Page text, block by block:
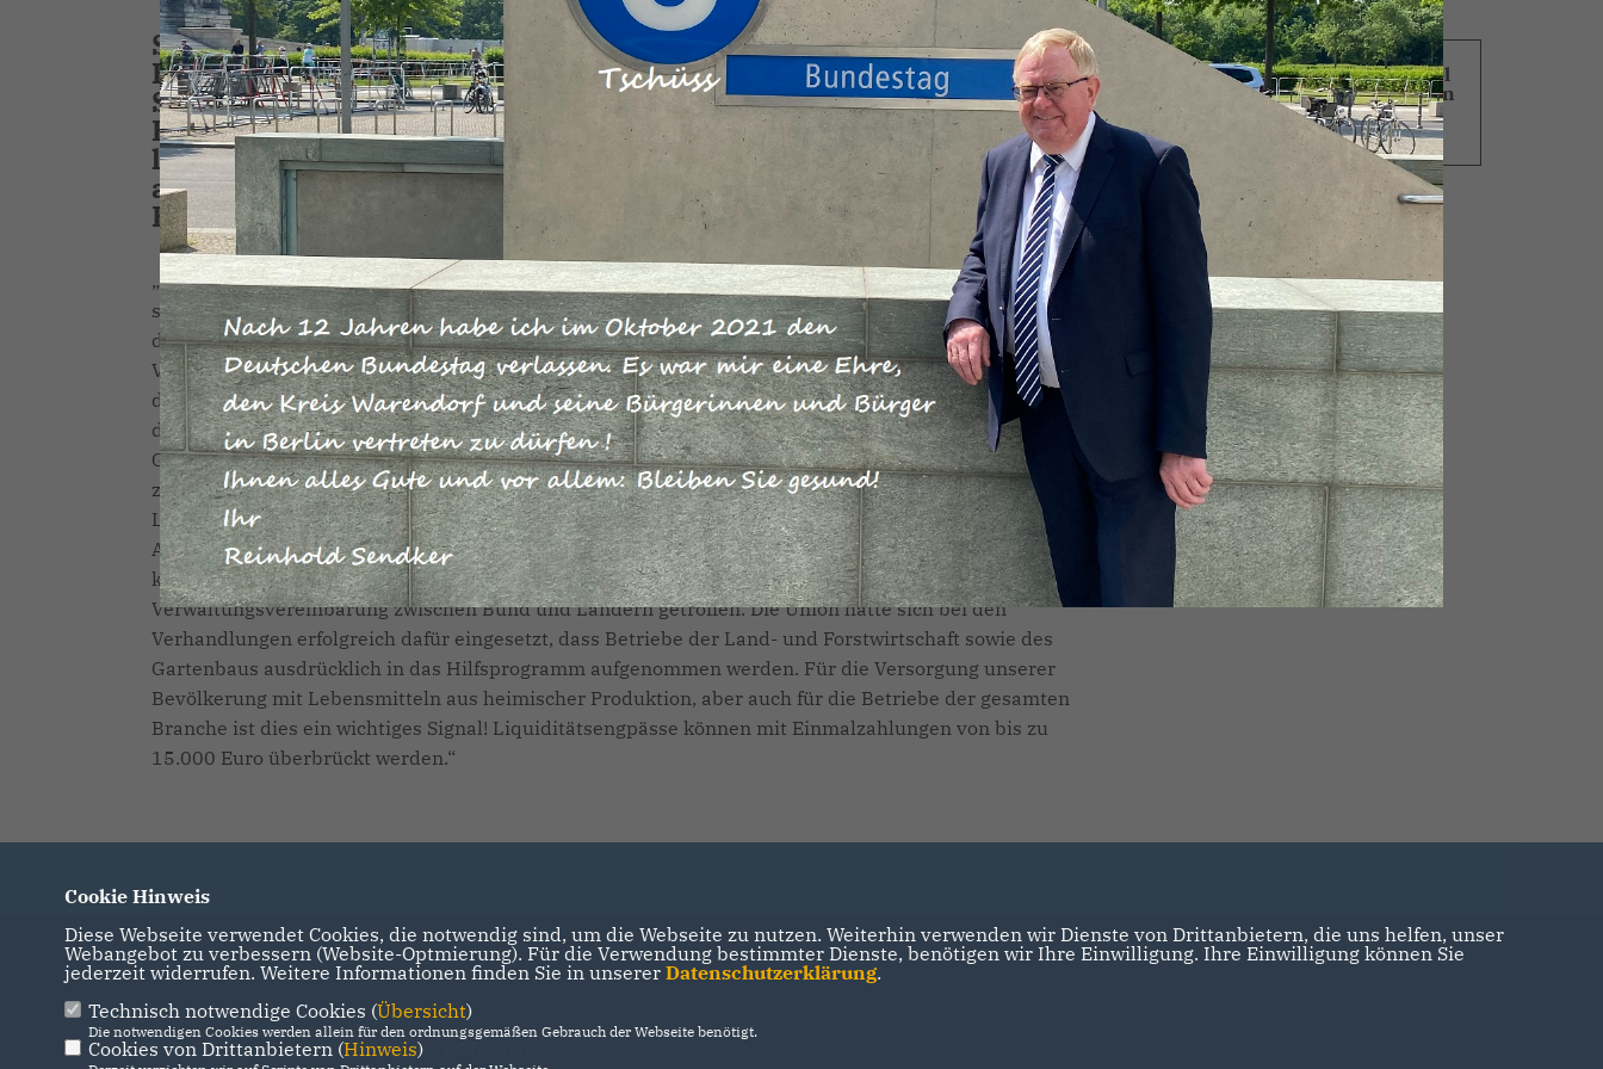
Seit dem heutigen Montag können die Länder auf die
Bundesmittel für Corona-Soforthilfen für kleine Unternehmen,
Solo-Selbstständige und Freiberufler in Höhe von 50 Milliarden
Euro zugreifen. Am gestrigen Sonntag wurden auch Betriebe der
landwirtschaftlichen Urproduktion in das Soforthilfeprogramm
aufgenommen. Dazu erklärt der heimische
Bundestagsabgeordnete Reinhold Sendker MdB (Westkirchen):
Auch im Bereich von Landwirtschaft und Gartenbau brechen die Einnahmen weg. Demgegenüber
steigen die Kosten. Die Betriebe der Grünen Branche brauchen Soforthilfen. Deshalb war die Klarstellung
durch Bund und Länder unverzichtbar. Dafür haben wir uns als CDU/CSU-Bundestagsfraktion bei den
Verhandlungen stark gemacht. Jetzt ist sichergestellt: Land-, Forstwirtschaft und Gartenbau werden an
den finanziellen Soforthilfen beteiligt. Dies hilft den Betrieben. Davon profitiert die Bevölkerung. Denn
die Landwirtschaft ist systemrelevant. Wir brauchen die Produkte der Höfe, der Forstbetriebe und
Gärtnereien für das tägliche Leben. Es besteht zwar aktuell kein Anlass zur Sorge. Aber die Corona-Krise
zeigt jetzt allen, wie sehr die Versorgung mit Lebensmitteln in Deutschland von internationalen
Lieferketten abhängt. Wir brauchen deshalb grundsätzlich mehr Ernährungssouveränität.
Antragstellungen und Auszahlungen der für zahlreiche kleine Betriebe überlebenswichtigen Soforthilfen
können in den nächsten Tagen beginnen! Dazu wurde die für die Umsetzung notwendige
Verwaltungsvereinbarung zwischen Bund und Ländern getroffen. Die Union hatte sich bei den
Verhandlungen erfolgreich dafür eingesetzt, dass Betriebe der Land- und Forstwirtschaft sowie des
Gartenbaus ausdrücklich in das Hilfsprogramm aufgenommen werden. Für die Versorgung unserer
Bevölkerung mit Lebensmitteln aus heimischer Produktion, aber auch für die Betriebe der gesamten
Branche ist dies ein wichtiges Signal! Liquiditätsengpässe können mit Einmalzahlungen von bis zu
15.000 Euro überbrückt werden.“
30.03.2020
Vertreter von Einzelhandel
und Verbänden diskutieren
im Kanzleramt über
Lebensmittelpreise
Willkommen auf der Seite von Reinhold
IMPRESSUM DATENSCHUTZ
Cookie Hinweis
Diese Webseite verwendet Cookies, die notwendig sind, um die Webseite zu nutzen. Weiterhin verwenden wir Dienste von Drittanbietern, die uns helfen, unser
Webangebot zu verbessern (Website-Optmierung). Für die Verwendung bestimmter Dienste, benötigen wir Ihre Einwilligung. Ihre Einwilligung können Sie
jederzeit widerrufen. Weitere Informationen finden Sie in unserer Datenschutzerklärung.
Technisch notwendige Cookies (Übersicht)
Die notwendigen Cookies werden allein für den ordnungsgemäßen Gebrauch der Webseite benötigt.
Cookies von Drittanbietern (Hinweis)